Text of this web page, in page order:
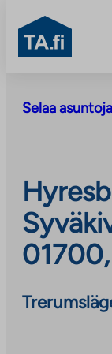
content
TA.fi
Selaa asuntoja